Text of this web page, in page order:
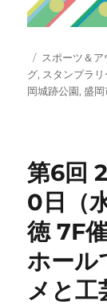
投
稿
日:
カ
テ
ゴ
スポーツ＆ア
グ, スタンプラリ
岡城跡公園,盛岡
第6回
0日（
徳 7F
ホール
メと工